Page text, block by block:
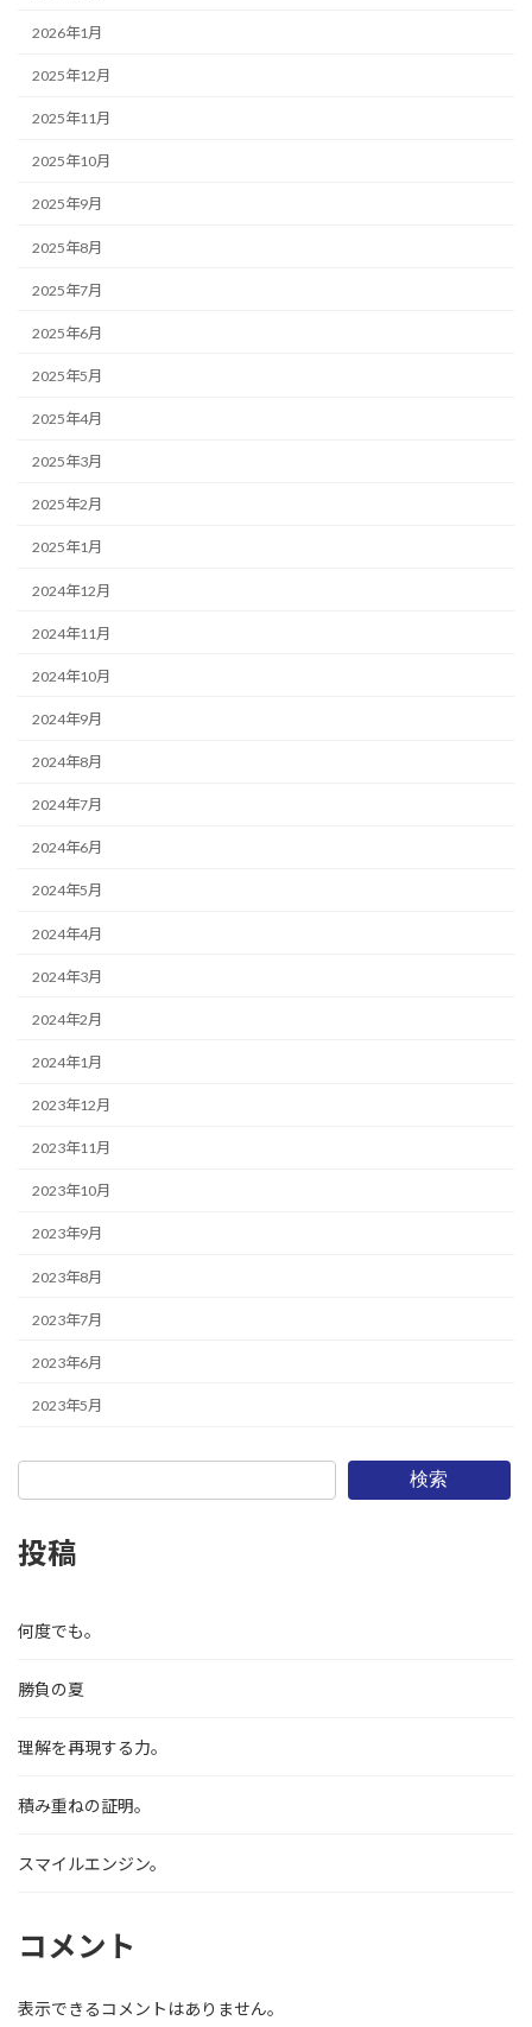
2026年1月
2025年12月
2025年11月
2025年10月
2025年9月
2025年8月
2025年7月
2025年6月
2025年5月
2025年4月
2025年3月
2025年2月
2025年1月
2024年12月
2024年11月
2024年10月
2024年9月
2024年8月
2024年7月
2024年6月
2024年5月
2024年4月
2024年3月
2024年2月
2024年1月
2023年12月
2023年11月
2023年10月
2023年9月
2023年8月
2023年7月
2023年6月
2023年5月
検索
投稿
何度でも。
勝負の夏
理解を再現する力。
積み重ねの証明。
スマイルエンジン。
コメント
表示できるコメントはありません。